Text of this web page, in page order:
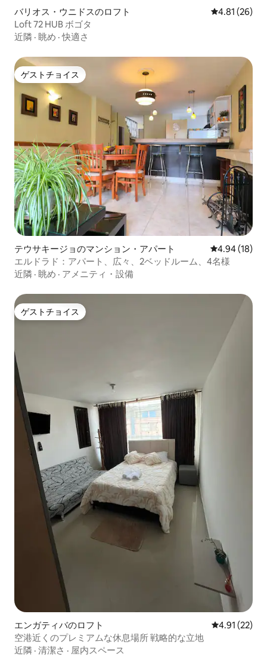
バリオス・ウニドスのロフト レビュー26
4.81 (26)
Loft 72 HUB ボゴタ
近隣 · 眺め ·快適さ
ゲストチョイス
ゲストチョイス
テウサキージョのマンション・アパート レビュー18
4.94 (18)
エルドラド：アパート、広々、2ベッドルーム、4名様
近隣 · 眺め · アメニティ・設備
ゲストチョイス
ゲストチョイス
エンガティバのロフト レビュー22
4.91 (22)
空港近くのプレミアムな休息場所 戦略的な立地
近隣 · 清潔さ · 屋内スペース